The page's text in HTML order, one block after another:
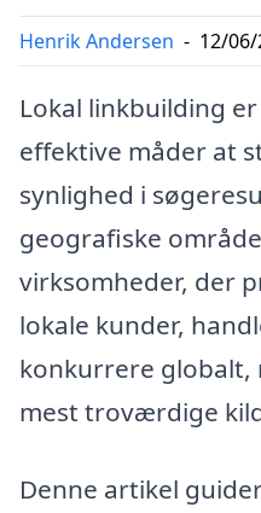
Henrik Andersen - 12/
Lokal linkbuilding
effektive måder at
synlighed i
geografiske
virksomheder, der
lokale kunder,
konkurrere globalt,
mest troværdige
Denne artikel